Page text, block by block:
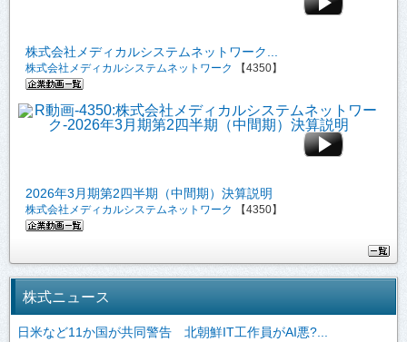
株式会社メディカルシステムネットワーク...
株式会社メディカルシステムネットワーク 【4350】
2026年3月期第2四半期（中間期）決算説明
株式会社メディカルシステムネットワーク 【4350】
株式ニュース
日米など11か国が共同警告 北朝鮮IT工作員がAI悪?...